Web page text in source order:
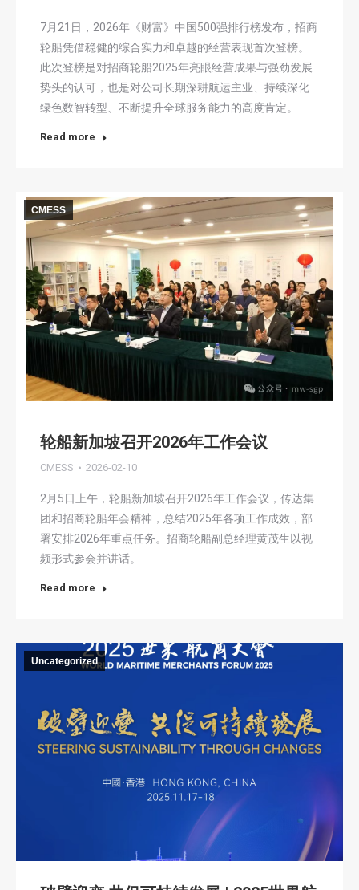
7月21日，2026年《财富》中国500强排行榜发布，招商
轮船凭借稳健的综合实力和卓越的经营表现首次登榜。
此次登榜是对招商轮船2025年亮眼经营成果与强劲发展
势头的认可，也是对公司长期深耕航运主业、持续深化
绿色数智转型、不断提升全球服务能力的高度肯定。
Read more
CMESS
轮船新加坡召开2026年工作会议
CMESS 2026-02-10
2月5日上午，轮船新加坡召开2026年工作会议，传达集
团和招商轮船年会精神，总结2025年各项工作成效，部
署安排2026年重点任务。招商轮船副总经理黄茂生以视
频形式参会并讲话。
Read more
Uncategorized